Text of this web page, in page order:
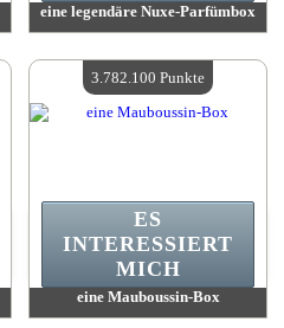
eine legendäre Nuxe-Parfümbox
Verfügbare Menge:4
eine Mauboussin-Box
ES
INTERESSIERT
MICH
3.782.100 Punkte